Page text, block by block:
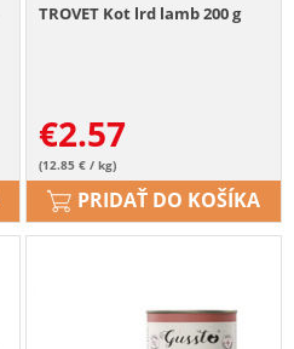
TROVET Kot lrd lamb 200 g
€2.57
(12.85 € / kg)
PRIDAŤ DO KOŠÍKA